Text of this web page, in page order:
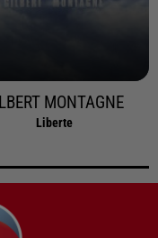
MONTAGNE
Liberte